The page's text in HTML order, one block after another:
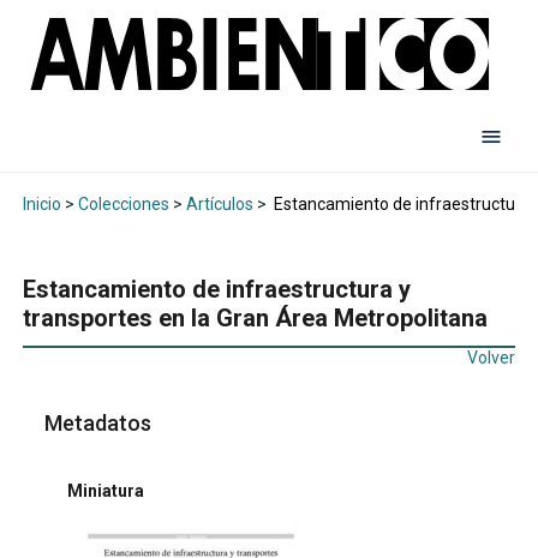
Inicio > Colecciones > Artículos > Estancamiento de infraestructura
Estancamiento de infraestructura y
transportes en la Gran Área Metropolitana
Volver
Metadatos
Miniatura